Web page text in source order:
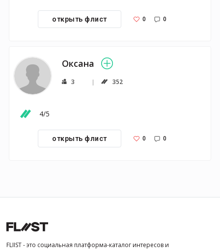
открыть флист 0 0
Оксана
3 352
4/5
открыть флист 0 0
FLIIST - это социальная платформа-каталог интересов и